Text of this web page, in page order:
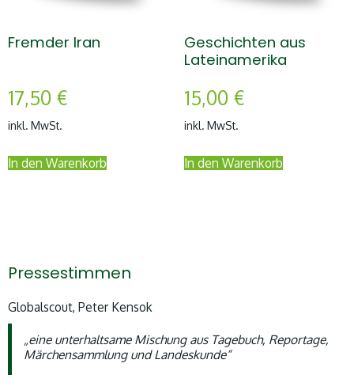
Fremder Iran
17,50 €
inkl. MwSt.
In den Warenkorb
Geschichten aus
Lateinamerika
15,00 €
inkl. MwSt.
In den Warenkorb
Pressestimmen
Globalscout, Peter Kensok
„eine unterhaltsame Mischung aus Tagebuch, Reportage,
Märchensammlung und Landeskunde“